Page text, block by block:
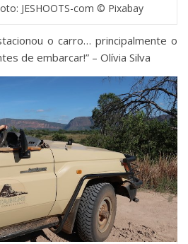
JESHOOTS-com © Pixabay
o carro… principalmente o
de embarcar!‬‬‬” – ‪Olívia Silva‬‬‪